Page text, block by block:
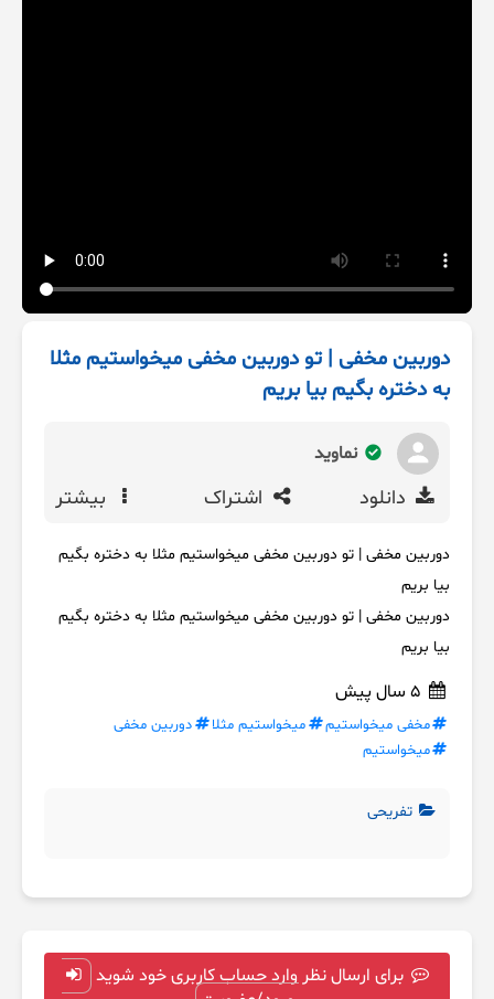
دوربین مخفی | تو دوربین مخفی میخواستیم مثلا
به دختره بگیم بیا بریم
نماوید
دانلود اشتراک بیشتر
دوربین مخفی | تو دوربین مخفی میخواستیم مثلا به دختره بگیم
بیا بریم
دوربین مخفی | تو دوربین مخفی میخواستیم مثلا به دختره بگیم
بیا بریم
مخفی میخواستیم میخواستیم مثلا
دوربین مخفی
میخواستیم
تفریحی
برای ارسال نظر وارد حساب کاربری خود شوید